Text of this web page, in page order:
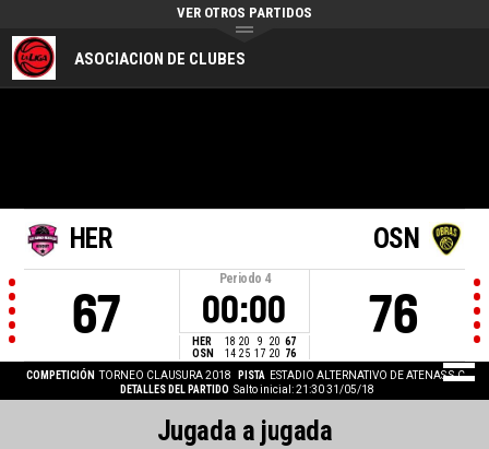
ASOCIACION DE CLUBES
VER OTROS PARTIDOS
HER
67
Periodo 4
00:00
HER 18 20 9 20 67
OSN
14 25 17 20 76
OSN
76
COMPETICIÓN TORNEO CLAUSURA 2018 PISTA
ESTADIO ALTERNATIVO DE ATENAS S.C.
DETALLES DEL PARTIDO Salto inicial: 21:30 31/05/18
Jugada a jugada